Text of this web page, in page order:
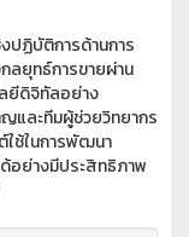
ปฏิบัติการด้านการ
ลยุทธ์การขายผ่าน
ยีดิจิทัลอย่าง
และทีมผู้ช่วยวิทยากร
ใช้ในการพัฒนา
อย่างมีประสิทธิภาพ